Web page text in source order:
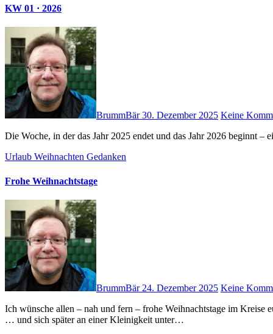
KW 01 · 2026
BrummBär30. Dezember 2025 Keine
Die Woche, in der das Jahr 2025 endet und das Jahr 2026 beginnt
Urlaub Weihnachten Gedanken
Frohe Weihnachtstage
BrummBär 24. Dezember 2025 Keine
Ich wünsche allen – nah und fern – frohe Weihnachtstage im Kreise eurer Lieben. Zusammen an einem Tisch sitzen, essen, trinken, lachen
… und sich später an einer Kleinigkeit unter…